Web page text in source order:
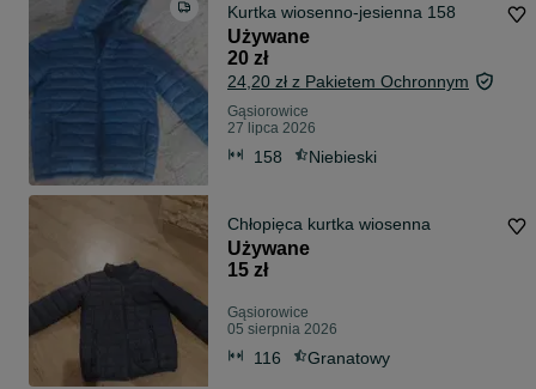
Kurtka wiosenno-jesienna 158
Używane
20 zł
24,20 zł z Pakietem Ochronnym
Gąsiorowice
27 lipca 2026
158 Niebieski
Chłopięca kurtka wiosenna
Używane
15 zł
Gąsiorowice
05 sierpnia 2026
116 Granatowy